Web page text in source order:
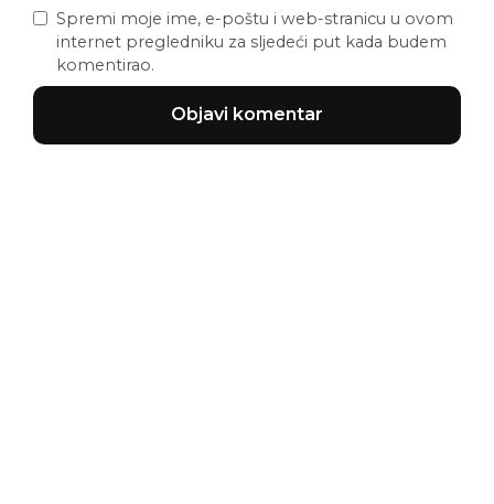
Spremi moje ime, e-poštu i web-stranicu u ovom
internet pregledniku za sljedeći put kada budem
komentirao.